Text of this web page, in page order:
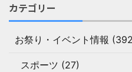
カテゴリー
お祭り・イベント情報
スポーツ (27)